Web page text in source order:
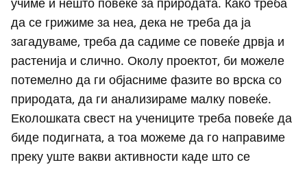
да се грижиме за неа, дека не треба да ја
загадуваме, треба да садиме се повеќе дрвја и
растенија и слично. Околу проектот, би можеле
потемелно да ги објасниме фазите во врска со
природата, да ги анализираме малку повеќе.
Еколошката свест на учениците треба повеќе да
биде подигната, а тоа можеме да го направиме
преку уште вакви активности каде што се